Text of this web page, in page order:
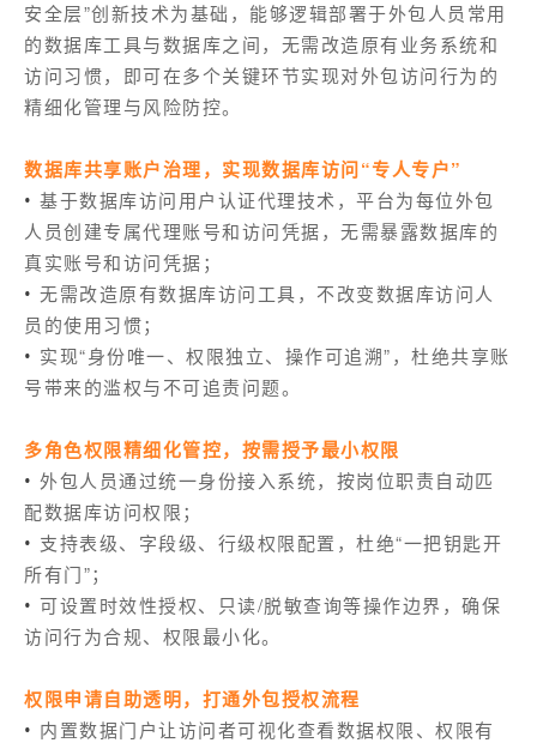
安全层”创新技术为基础，能够逻辑部署于外包人员常用
的数据库工具与数据库之间，无需改造原有业务系统和
访问习惯，即可在多个关键环节实现对外包访问行为的
精细化管理与风险防控。
数据库共享账户治理，实现数据库访问“专人专户”
•基于数据库访问用户认证代理技术，平台为每位外包
人员创建专属代理账号和访问凭据，无需暴露数据库的
真实账号和访问凭据；
•无需改造原有数据库访问工具，不改变数据库访问人
员的使用习惯；
• 实现“身份唯一、权限独立、操作可追溯”，杜绝共享账
号带来的滥权与不可追责问题。
多角色权限精细化管控，按需授予最小权限
•外包人员通过统一身份接入系统，按岗位职责自动匹
配数据库访问权限；
• 支持表级、字段级、行级权限配置，杜绝“一把钥匙开
所有门”；
•可设置时效性授权、只读/脱敏查询等操作边界，确保
访问行为合规、权限最小化。
权限申请自助透明，打通外包授权流程
• 内置数据门户让访问者可视化查看数据权限、权限有